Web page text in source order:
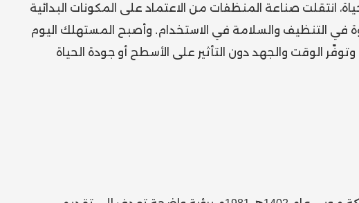
انتقلت صناعة المنظفات من الاعتماد على المكونات البدائية
في التنظيف والسلامة في الاستخدام. وأصبح المستهلك اليوم
الوقت والجهد دون التأثير على الأسطح أو جودة الحياة